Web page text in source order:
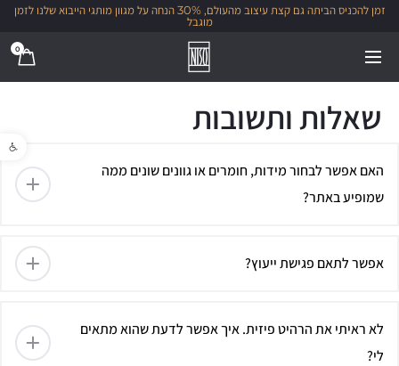
פתח
זמן להכניס הביתה גם קצת עיצוב מהעולם, 30% הנחה על מגוון מותגי הייבוא שלנו לזמן
מוגבל
0
שאלות ותשובות
האם אפשר לבחור מידות, חומרים או גוונים שונים ממה
שמופיע באתר?
אפשר לתאם פגישת ייעוץ?
לא ראיתי את הרהיט פיזית. איך אפשר לדעת שהוא מתאים
לי?